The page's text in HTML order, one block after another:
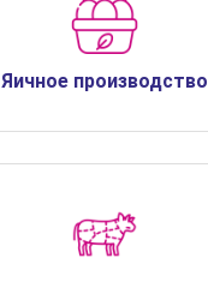
Яичное производство